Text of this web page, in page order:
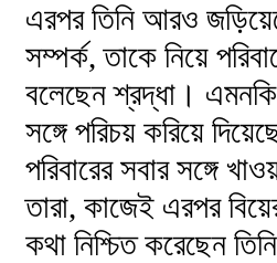
এরপর তিনি আরও
সম্পর্ক, তাকে নিয়ে
বলেছেন শ্রদ্ধা। এমনকি
সঙ্গে পরিচয় করিয়ে
পরিবারের সবার সঙ্গে
তারা, কাজেই এরপর
কথা নিশ্চিত করেছেন